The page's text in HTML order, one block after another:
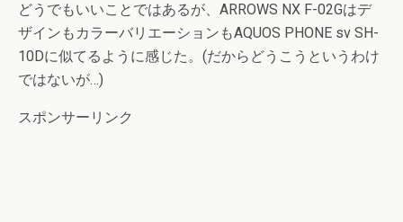
どうでもいいことではあるが、ARROWS NX F-02Gはデ
ザインもカラーバリエーションもAQUOS PHONE sv SH-
10Dに似てるように感じた。(だからどうこうというわけ
ではないが…)
スポンサーリンク